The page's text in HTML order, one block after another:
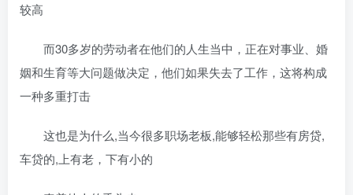
较高
而30多岁的劳动者在他们的人生当中，正在对事业、婚
姻和生育等大问题做决定，他们如果失去了工作，这将构成
一种多重打击
这也是为什么,当今很多职场老板,能够轻松那些有房贷,
车贷的,上有老，下有小的